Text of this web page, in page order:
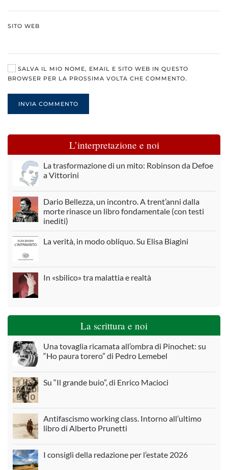
SITO WEB
SALVA IL MIO NOME, EMAIL E SITO WEB IN QUESTO
BROWSER PER LA PROSSIMA VOLTA CHE COMMENTO.
INVIA COMMENTO
L’interpretazione e noi
La trasformazione di un mito: Robinson da Defoe
a Vittorini
Dario Bellezza, un incontro. A trent’anni dalla
morte rinasce un libro fondamentale (con testi
inediti)
La verità, in modo obliquo. Su Elisa Biagini
In «sbilico» tra malattia e realtà
La scrittura e noi
Una tovaglia ricamata all’ombra di Pinochet: su
“Ho paura torero” di Pedro Lemebel
Su “Il grande buio”, di Enrico Macioci
Antifascismo working class. Intorno all’ultimo
libro di Alberto Prunetti
I consigli della redazione per l’estate 2026